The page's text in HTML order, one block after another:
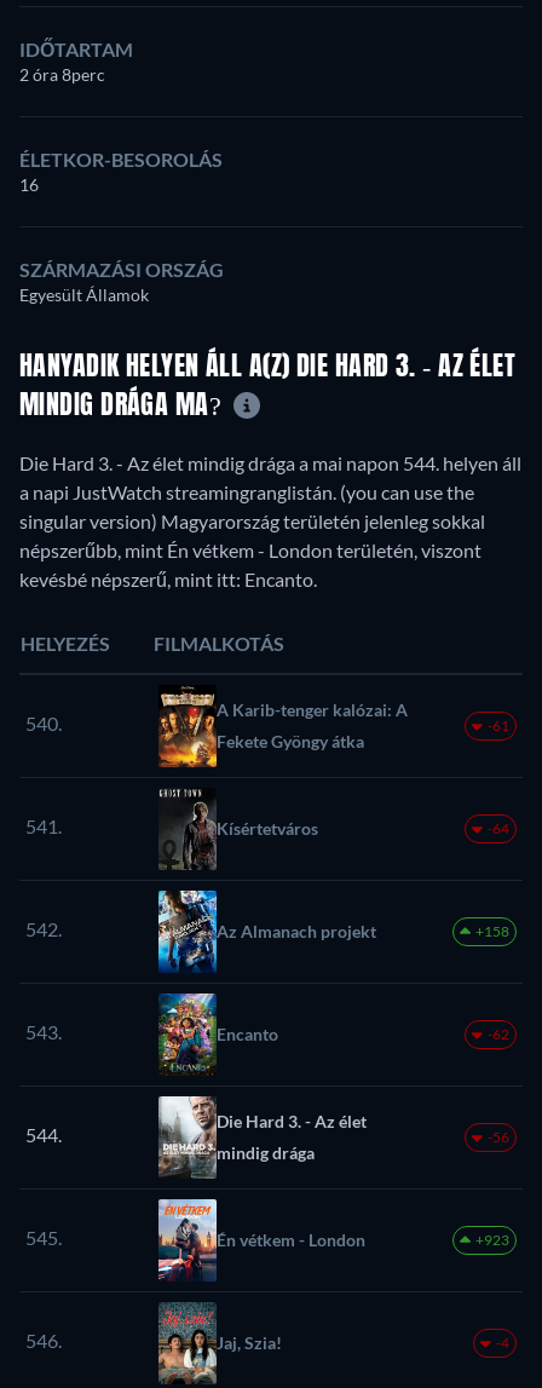
IDŐTARTAM
2 óra 8perc
ÉLETKOR-BESOROLÁS
16
SZÁRMAZÁSI ORSZÁG
Egyesült Államok
HANYADIK HELYEN ÁLL A(Z) DIE HARD 3. - AZ ÉLET
MINDIG DRÁGA MA?
Die Hard 3. - Az élet mindig drága a mai napon 544. helyen áll
a napi JustWatch streamingranglistán. (you can use the
singular version) Magyarország területén jelenleg sokkal
népszerűbb, mint Én vétkem - London területén, viszont
kevésbé népszerű, mint itt: Encanto.
HELYEZÉS FILMALKOTÁS
540.
A Karib-tenger kalózai: A
Fekete Gyöngy átka
-61
541. Kísértetváros -64
542. Az Almanach projekt +158
543. Encanto -62
544.
Die Hard 3. - Az élet
mindig drága
-56
545. Én vétkem - London +923
546. Jaj, Szia! -4